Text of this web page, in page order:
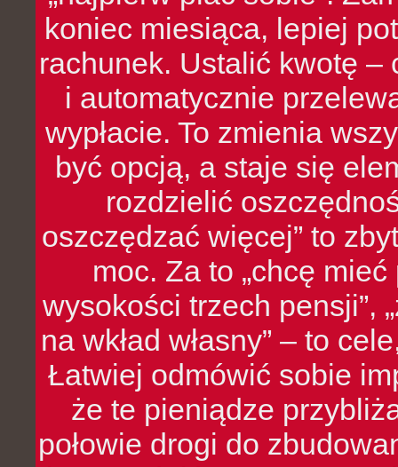
koniec miesiąca, lepiej
rachunek. Ustalić kwotę
i automatycznie
wypłacie. To zmienia
być opcją, a staje się
rozdzielić
oszczędzać więcej” to
moc. Za to „chcę
wysokości trzech pensji”,
na wkład własny” – to
Łatwiej odmówić sobie
że te pieniądze
połowie drogi do